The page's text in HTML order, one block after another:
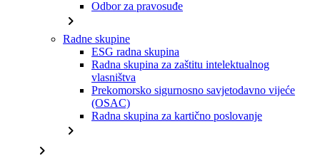
Odbor za pravosuđe
chevron_right
Radne skupine
ESG radna skupina
Radna skupina za zaštitu intelektualnog
vlasništva
Prekomorsko sigurnosno savjetodavno vijeće
(OSAC)
Radna skupina za kartično poslovanje
chevron_right
chevron_right